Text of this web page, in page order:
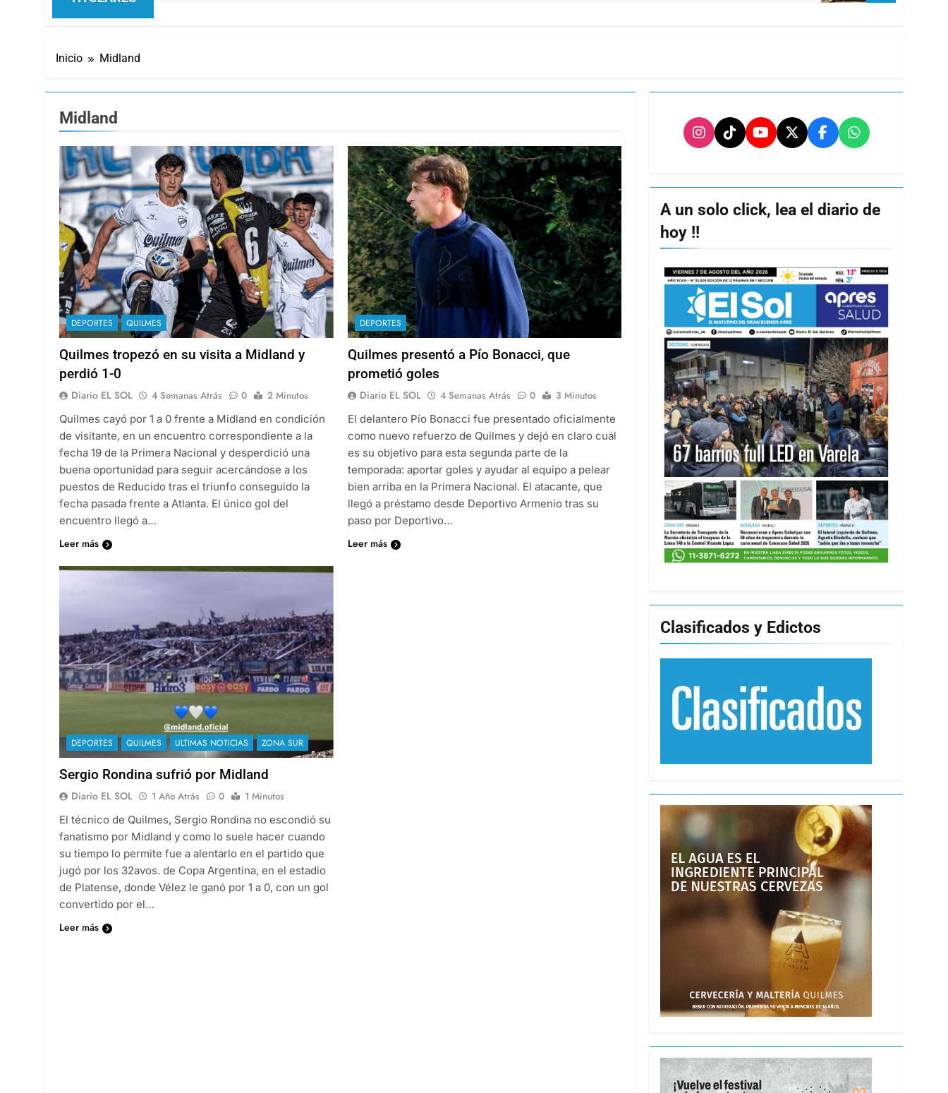
Inicio Midland
Midland
DEPORTES QUILMES
Quilmes tropezó en su visita a Midland y
perdió 1-0
Diario EL SOL 4 Semanas Atrás 0
2 Minutos
Quilmes cayó por 1 a 0 frente a Midland en condición
de visitante, en un encuentro correspondiente a la
fecha 19 de la Primera Nacional y desperdició una
buena oportunidad para seguir acercándose a los
puestos de Reducido tras el triunfo conseguido la
fecha pasada frente a Atlanta. El único gol del
encuentro llegó a…
Leer más
DEPORTES
Quilmes presentó a Pío Bonacci, que
prometió goles
Diario EL SOL 4 Semanas Atrás 0
3 Minutos
El delantero Pío Bonacci fue presentado oficialmente
como nuevo refuerzo de Quilmes y dejó en claro cuál
es su objetivo para esta segunda parte de la
temporada: aportar goles y ayudar al equipo a pelear
bien arriba en la Primera Nacional. El atacante, que
llegó a préstamo desde Deportivo Armenio tras su
paso por Deportivo…
Leer más
DEPORTES QUILMES ULTIMAS NOTICIAS ZONA SUR
Sergio Rondina sufrió por Midland
Diario EL SOL 1 Año Atrás 0
1 Minutos
El técnico de Quilmes, Sergio Rondina no escondió su
fanatismo por Midland y como lo suele hacer cuando
su tiempo lo permite fue a alentarlo en el partido que
jugó por los 32avos. de Copa Argentina, en el estadio
de Platense, donde Vélez le ganó por 1 a 0, con un gol
convertido por el…
Leer más
A un solo click, lea el diario de
hoy !!
Clasificados y Edictos